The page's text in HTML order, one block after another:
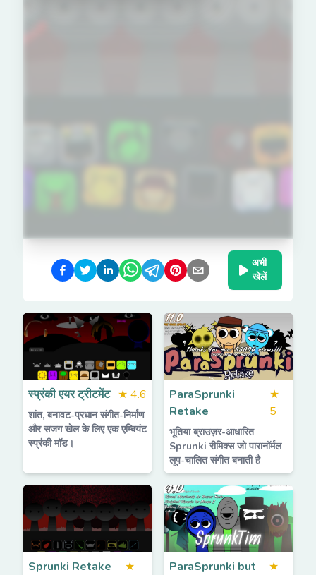
अभी
खेलें
स्प्रंकी एयर ट्रीटमेंट ★ 4.6
शांत, बनावट-प्रधान संगीत-निर्माण
और सजग खेल के लिए एक एम्बियंट
स्प्रंकी मॉड।
ParaSprunki
Retake
★
5
भूतिया ब्राउज़र-आधारित
Sprunki रीमिक्स जो पारानॉर्मल
लूप-चालित संगीत बनाती है
Sprunki Retake
★
ParaSprunki but
★